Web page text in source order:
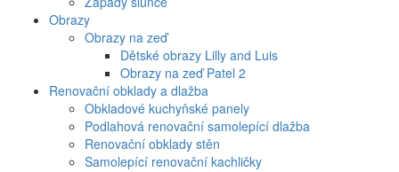
Obrazy
Obrazy na zeď
Dětské obrazy Lilly and Luis
Obrazy na zeď Patel 2
Renovační obklady a dlažba
Obkladové kuchyňské panely
Podlahová renovační samolepící dlažba
Renovační obklady stěn
Samolepící renovační kachličky